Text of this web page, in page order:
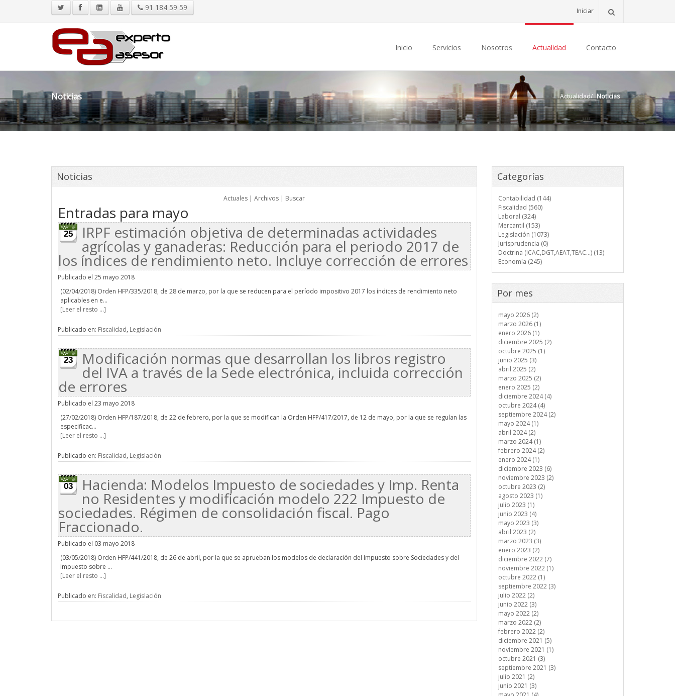
91 184 59 59 Iniciar
Inicio Servicios Nosotros Actualidad Contacto
Noticias Actualidad/ Noticias
Noticias
Actuales| Archivos| Buscar
Entradas para mayo
25 IRPF estimación objetiva de determinadas actividades
agrícolas y ganaderas: Reducción para el periodo 2017 de
los índices de rendimiento neto. Incluye corrección de errores
Publicado el 25 mayo 2018
(02/04/2018) Orden HFP/335/2018, de 28 de marzo, por la que se reducen para el período impositivo 2017 los índices de rendimiento neto
aplicables en e...
[Leer el resto ...]
Publicado en: Fiscalidad, Legislación
23 Modificación normas que desarrollan los libros registro
del IVA a través de la Sede electrónica, incluida corrección
de errores
Publicado el 23 mayo 2018
(27/02/2018) Orden HFP/187/2018, de 22 de febrero, por la que se modifican la Orden HFP/417/2017, de 12 de mayo, por la que se regulan las
especificac...
[Leer el resto ...]
Publicado en: Fiscalidad, Legislación
03 Hacienda: Modelos Impuesto de sociedades y Imp. Renta
no Residentes y modificación modelo 222 Impuesto de
sociedades. Régimen de consolidación fiscal. Pago
Fraccionado.
Publicado el 03 mayo 2018
(03/05/2018) Orden HFP/441/2018, de 26 de abril, por la que se aprueban los modelos de declaración del Impuesto sobre Sociedades y del
Impuesto sobre ...
[Leer el resto ...]
Publicado en: Fiscalidad, Legislación
Categorías
Contabilidad (144)
Fiscalidad (560)
Laboral (324)
Mercantil (153)
Legislación (1073)
Jurisprudencia (0)
Doctrina (ICAC,DGT,AEAT,TEAC...) (13)
Economía (245)
Por mes
mayo 2026 (2)
marzo 2026 (1)
enero 2026 (1)
diciembre 2025 (2)
octubre 2025 (1)
junio 2025 (3)
abril 2025 (2)
marzo 2025 (2)
enero 2025 (2)
diciembre 2024 (4)
octubre 2024 (4)
septiembre 2024 (2)
mayo 2024 (1)
abril 2024 (2)
marzo 2024 (1)
febrero 2024 (2)
enero 2024 (1)
diciembre 2023 (6)
noviembre 2023 (2)
octubre 2023 (2)
agosto 2023 (1)
julio 2023 (1)
junio 2023 (4)
mayo 2023 (3)
abril 2023 (2)
marzo 2023 (3)
enero 2023 (2)
diciembre 2022 (7)
noviembre 2022 (1)
octubre 2022 (1)
septiembre 2022 (3)
julio 2022 (2)
junio 2022 (3)
mayo 2022 (2)
marzo 2022 (2)
febrero 2022 (2)
diciembre 2021 (5)
noviembre 2021 (1)
octubre 2021 (3)
septiembre 2021 (3)
julio 2021 (2)
junio 2021 (3)